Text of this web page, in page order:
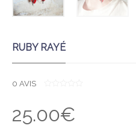
RUBY RAYÉ
0 AVIS
U
T
25.00€